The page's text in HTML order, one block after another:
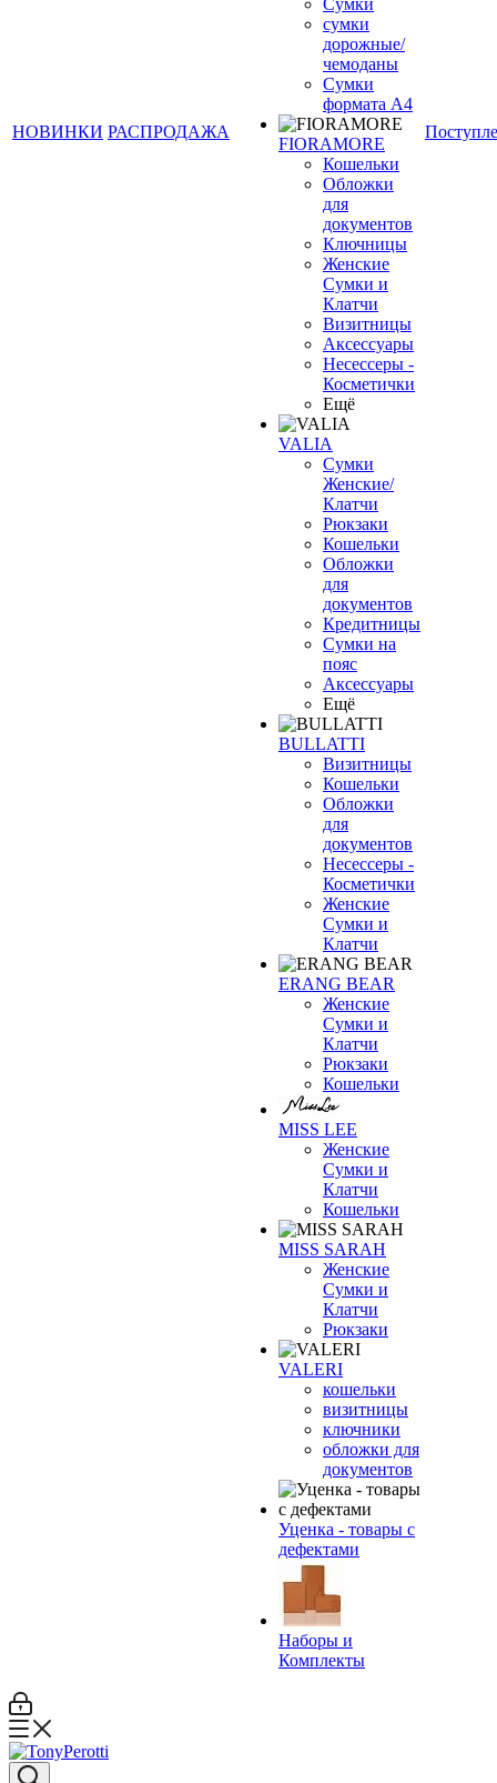
НОВИНКИ РАСПРОДАЖА
Сумки
сумки
дорожные/
чемоданы
Сумки
формата А4
FIORAMORE
Кошельки
Обложки
для
документов
Ключницы
Женские
Сумки и
Клатчи
Визитницы
Аксессуары
Несессеры -
Косметички
Ещё
VALIA
Сумки
Женские/
Клатчи
Рюкзаки
Кошельки
Обложки
для
документов
Кредитницы
Сумки на
пояс
Аксессуары
Ещё
BULLATTI
Визитницы
Кошельки
Обложки
для
документов
Несессеры -
Косметички
Женские
Сумки и
Клатчи
ERANG BEAR
Женские
Сумки и
Клатчи
Рюкзаки
Кошельки
MISS LEE
Женские
Сумки и
Клатчи
Кошельки
MISS SARAH
Женские
Сумки и
Клатчи
Рюкзаки
VALERI
кошельки
визитницы
ключники
обложки для
документов
Уценка - товары с
дефектами
Наборы и
Комплекты